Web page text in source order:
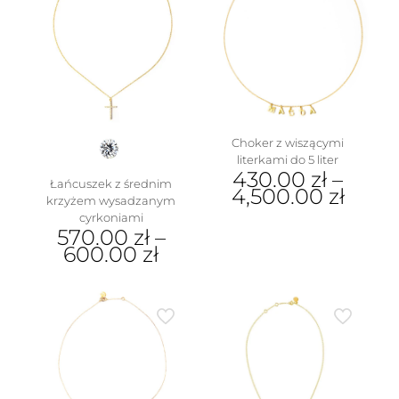
Łańcuszek z średnim
krzyżem wysadzanym
cyrkoniami
570.00 zł–
600.00 zł
wariantów.
Choker z wiszącymi
literkami do 5 liter
430.00 zł –
4,500.00 zł
Opcje
można
wybrać
stronie
produktu